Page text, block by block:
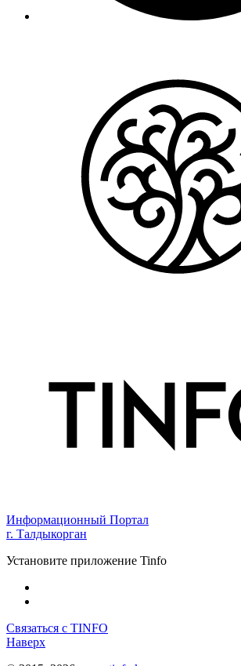
Информационный Портал
г. Талдыкорган
Установите приложение Tinfo
Связаться с TINFO
Наверх